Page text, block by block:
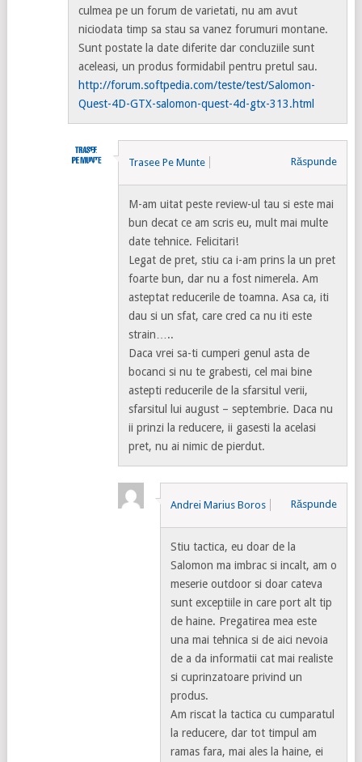
culmea pe un forum de varietati, nu am avut
niciodata timp sa stau sa vanez forumuri montane.
Sunt postate la date diferite dar concluziile sunt
aceleasi, un produs formidabil pentru pretul sau.
http://forum.softpedia.com/teste/test/Salomon-
Quest-4D-GTX-salomon-quest-4d-gtx-313.html
Trasee Pe Munte Răspunde
M-am uitat peste review-ul tau si este mai
bun decat ce am scris eu, mult mai multe
date tehnice. Felicitari!
Legat de pret, stiu ca i-am prins la un pret
foarte bun, dar nu a fost nimerela. Am
asteptat reducerile de toamna. Asa ca, iti
dau si un sfat, care cred ca nu iti este
strain…..
Daca vrei sa-ti cumperi genul asta de
bocanci si nu te grabesti, cel mai bine
astepti reducerile de la sfarsitul verii,
sfarsitul lui august – septembrie. Daca nu
ii prinzi la reducere, ii gasesti la acelasi
pret, nu ai nimic de pierdut.
Andrei Marius Boros Răspunde
Stiu tactica, eu doar de la
Salomon ma imbrac si incalt, am o
meserie outdoor si doar cateva
sunt exceptiile in care port alt tip
de haine. Pregatirea mea este
una mai tehnica si de aici nevoia
de a da informatii cat mai realiste
si cuprinzatoare privind un
produs.
Am riscat la tactica cu cumparatul
la reducere, dar tot timpul am
ramas fara, mai ales la haine, ei